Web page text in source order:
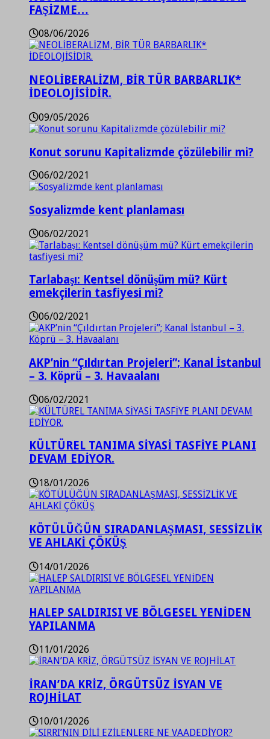
FAŞİZME…
08/06/2026
NEOLİBERALİZM, BİR TÜR BARBARLIK*
İDEOLOJİSİDİR.
09/05/2026
Konut sorunu Kapitalizmde çözülebilir mi?
06/02/2021
Sosyalizmde kent planlaması
06/02/2021
Tarlabaşı: Kentsel dönüşüm mü? Kürt
emekçilerin tasfiyesi mi?
06/02/2021
AKP’nin “Çıldırtan Projeleri”; Kanal İstanbul
– 3. Köprü – 3. Havaalanı
06/02/2021
KÜLTÜREL TANIMA SİYASİ TASFİYE PLANI
DEVAM EDİYOR.
18/01/2026
KÖTÜLÜĞÜN SIRADANLAŞMASI, SESSİZLİK
VE AHLAKİ ÇÖKÜŞ
14/01/2026
HALEP SALDIRISI VE BÖLGESEL YENİDEN
YAPILANMA
11/01/2026
İRAN’DA KRİZ, ÖRGÜTSÜZ İSYAN VE
ROJHİLAT
10/01/2026